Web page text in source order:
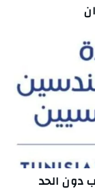
دون الحد